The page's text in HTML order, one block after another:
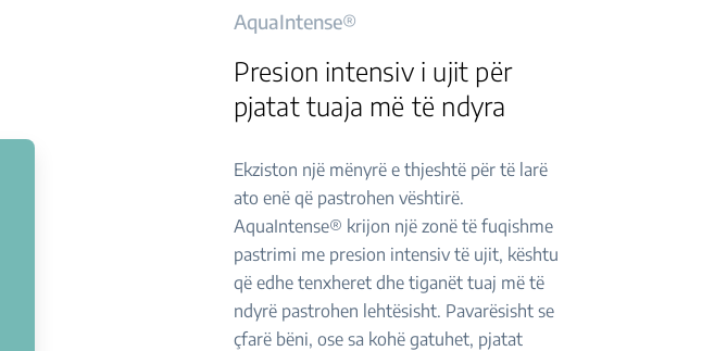
AquaIntense®
Presion intensiv i ujit për
pjatat tuaja më të ndyra
Ekziston një mënyrë e thjeshtë për të larë
ato enë që pastrohen vështirë.
AquaIntense® krijon një zonë të fuqishme
pastrimi me presion intensiv të ujit, kështu
që edhe tenxheret dhe tiganët tuaj më të
ndyrë pastrohen lehtësisht. Pavarësisht se
çfarë bëni, ose sa kohë gatuhet, pjatat